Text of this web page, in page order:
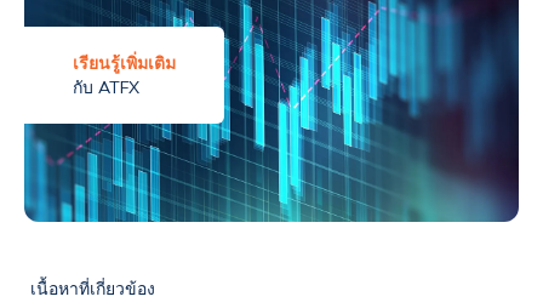
เรียนรู้เพิ่มเติม
กับ ATFX
เนื้อหาที่เกี่ยวข้อง